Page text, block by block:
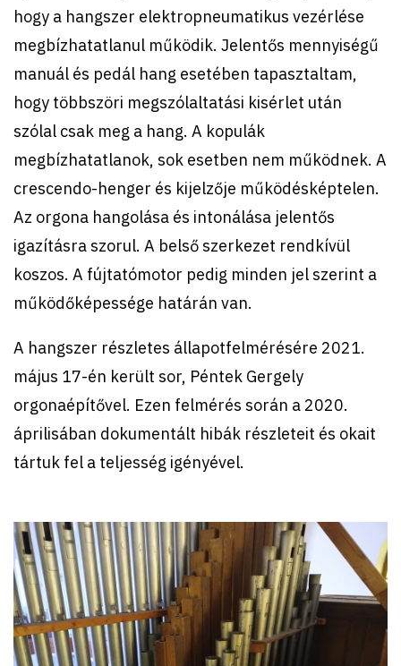
hogy a hangszer elektropneumatikus vezérlése
megbízhatatlanul működik. Jelentős mennyiségű
manuál és pedál hang esetében tapasztaltam,
hogy többszöri megszólaltatási kisérlet után
szólal csak meg a hang. A kopulák
megbízhatatlanok, sok esetben nem működnek. A
crescendo-henger és kijelzője működésképtelen.
Az orgona hangolása és intonálása jelentős
igazításra szorul. A belső szerkezet rendkívül
koszos. A fújtatómotor pedig minden jel szerint a
működőképessége határán van.
A hangszer részletes állapotfelmérésére 2021.
május 17-én került sor, Péntek Gergely
orgonaépítővel. Ezen felmérés során a 2020.
áprilisában dokumentált hibák részleteit és okait
tártuk fel a teljesség igényével.